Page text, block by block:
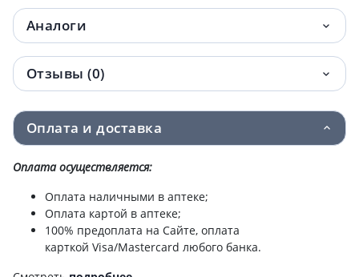
Аналоги
Отзывы (0)
Оплата и доставка
Оплата осуществляется:
Оплата наличными в аптеке;
Оплата картой в аптеке;
100% предоплата на Сайте, оплата
карткой Visa/Mastercard любого банка.